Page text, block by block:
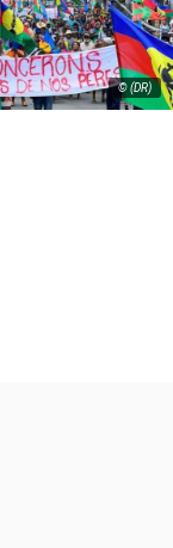
© (DR)